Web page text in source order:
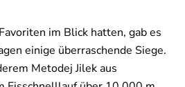
im Blick hatten, gab es
einige überraschende Siege.
Metodej Jilek aus